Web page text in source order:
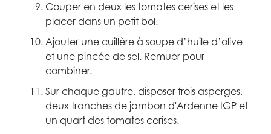
Couper en deux les tomates cerises et les
placer dans un petit bol.
Ajouter une cuillère à soupe d’huile d’olive
et une pincée de sel. Remuer pour
combiner.
Sur chaque gaufre, disposer trois asperges,
deux tranches de jambon d'Ardenne IGP et
un quart des tomates cerises.